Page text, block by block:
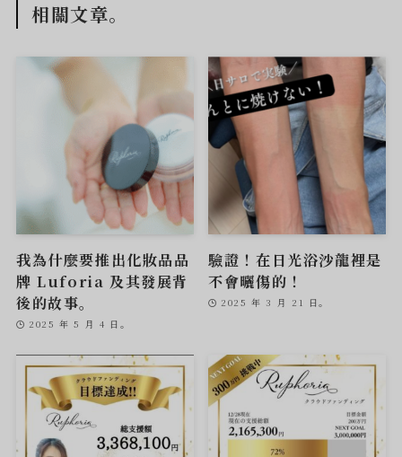
相關文章。
我為什麼要推出化妝品品
牌 Luforia 及其發展背
後的故事。
2025 年 5 月 4 日。
驗證！在日光浴沙龍裡是
不會曬傷的！
2025 年 3 月 21 日。